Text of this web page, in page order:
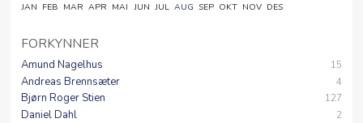
JAN FEB MAR APR MAI JUN JUL AUG SEP OKT NOV DES
FORKYNNER
Amund Nagelhus 15
Andreas Brennsæter 4
Bjørn Roger Stien 127
Daniel Dahl 2